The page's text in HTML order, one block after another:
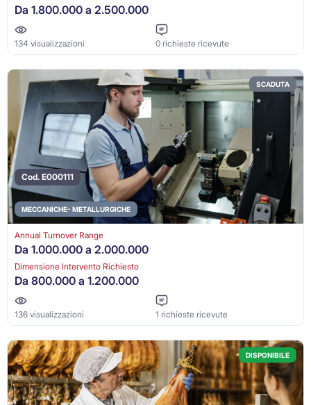
Da 1.800.000 a 2.500.000
134 visualizzazioni 0 richieste ricevute
SCADUTA
Cod. E000111
MECCANICHE- METALLURGICHE
Annual Turnover Range
Da 1.000.000 a 2.000.000
Dimensione Intervento Richiesto
Da 800.000 a 1.200.000
136 visualizzazioni 1 richieste ricevute
DISPONIBILE